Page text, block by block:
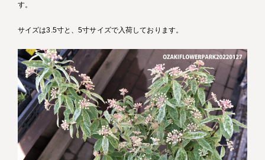
す。
サイズは3.5寸と、5寸サイズで入荷しております。